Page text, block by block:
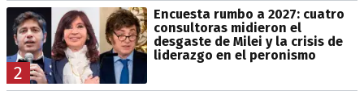
2
Encuesta rumbo a 2027: cuatro
consultoras midieron el
desgaste de Milei y la crisis de
liderazgo en el peronismo